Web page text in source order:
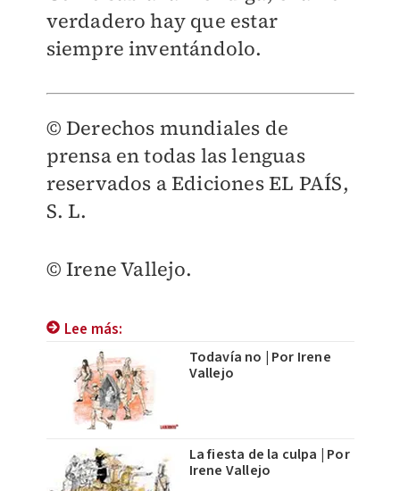
verdadero hay que estar
siempre inventándolo.
© Derechos mundiales de
prensa en todas las lenguas
reservados a Ediciones EL PAÍS,
S. L.
© Irene Vallejo.
Lee más:
Todavía no | Por Irene
Vallejo
La fiesta de la culpa | Por
Irene Vallejo